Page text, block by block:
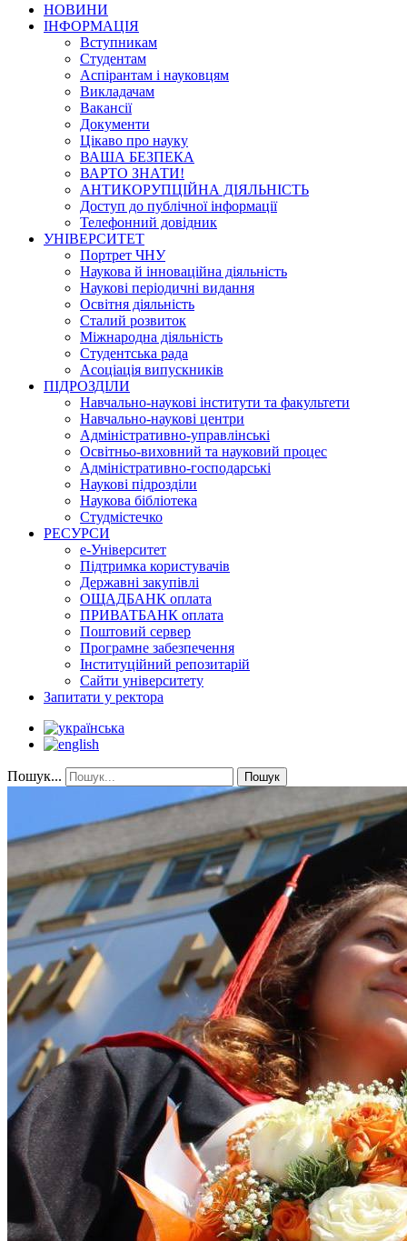
НОВИНИ
ІНФОРМАЦІЯ
Вступникам
Студентам
Аспірантам і науковцям
Викладачам
Вакансії
Документи
Цікаво про науку
ВАША БЕЗПЕКА
ВАРТО ЗНАТИ!
АНТИКОРУПЦІЙНА ДІЯЛЬНІСТЬ
Доступ до публічної інформації
Телефонний довідник
УНІВЕРСИТЕТ
Портрет ЧНУ
Наукова й інноваційна діяльність
Наукові періодичні видання
Освітня діяльність
Сталий розвиток
Міжнародна діяльність
Студентська рада
Асоціація випускників
ПІДРОЗДІЛИ
Навчально-наукові інститути та факультети
Навчально-наукові центри
Адміністративно-управлінські
Освітньо-виховний та науковий процес
Адміністративно-господарські
Наукові підрозділи
Наукова бібліотека
Студмістечко
РЕСУРСИ
е-Університет
Підтримка користувачів
Державні закупівлі
ОЩАДБАНК оплата
ПРИВАТБАНК оплата
Поштовий сервер
Програмне забезпечення
Інституційний репозитарій
Сайти університету
Запитати у ректора
Пошук... Пошук